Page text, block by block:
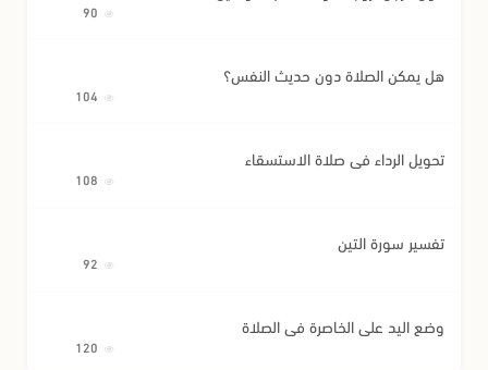
هل يمكن الصلاة دون حديث النفس؟
تحويل الرداء في صلاة الاستسقاء
تفسير سورة التين
وضع اليد على الخاصرة في الصلاة